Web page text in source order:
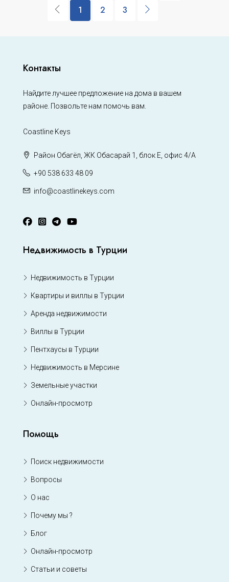
1 2 3
Контакты
Найдите лучшее предложение на дома в вашем
районе. Позвольте нам помочь вам.
Coastline Keys
Район Обагёл, ЖК Обасарай 1, блок Е, офис 4/А
+90 538 633 48 09
info@coastlinekeys.com
Недвижимость в Турции
Недвижимость в Турции
Квартиры и виллы в Турции
Аренда недвижимости
Виллы в Турции
Пентхаусы в Турции
Недвижимость в Мерсине
Земельные участки
Онлайн-просмотр
Помощь
Поиск недвижимости
Вопросы
О нас
Почему мы ?
Блог
Онлайн-просмотр
Статьи и советы